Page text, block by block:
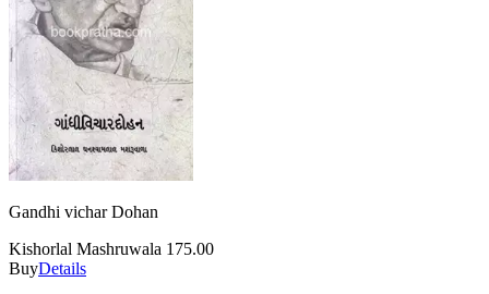
Gandhi vichar Dohan
Kishorlal Mashruwala 175.00
BuyDetails